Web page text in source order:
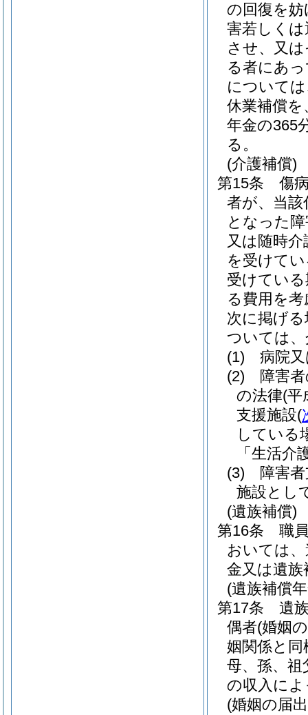
の回復を
害若しく
させ、又
る者にあ
について
休業補償
年金の365
る。
(介護補償)
第15条
傷
者が、当該
となった
又は随時
を受けて
受けてい
る費用を
次に掲げ
ついては
(1)
病院
(2)
障害
の法律(平
支援施設(
している
「生活介
(3)
障害
施設とし
(遺族補償)
第16条
職
おいては
金又は遺
(遺族補償
第17条
遺
偶者(婚姻
姻関係と
母、孫、
の収入に
(婚姻の届